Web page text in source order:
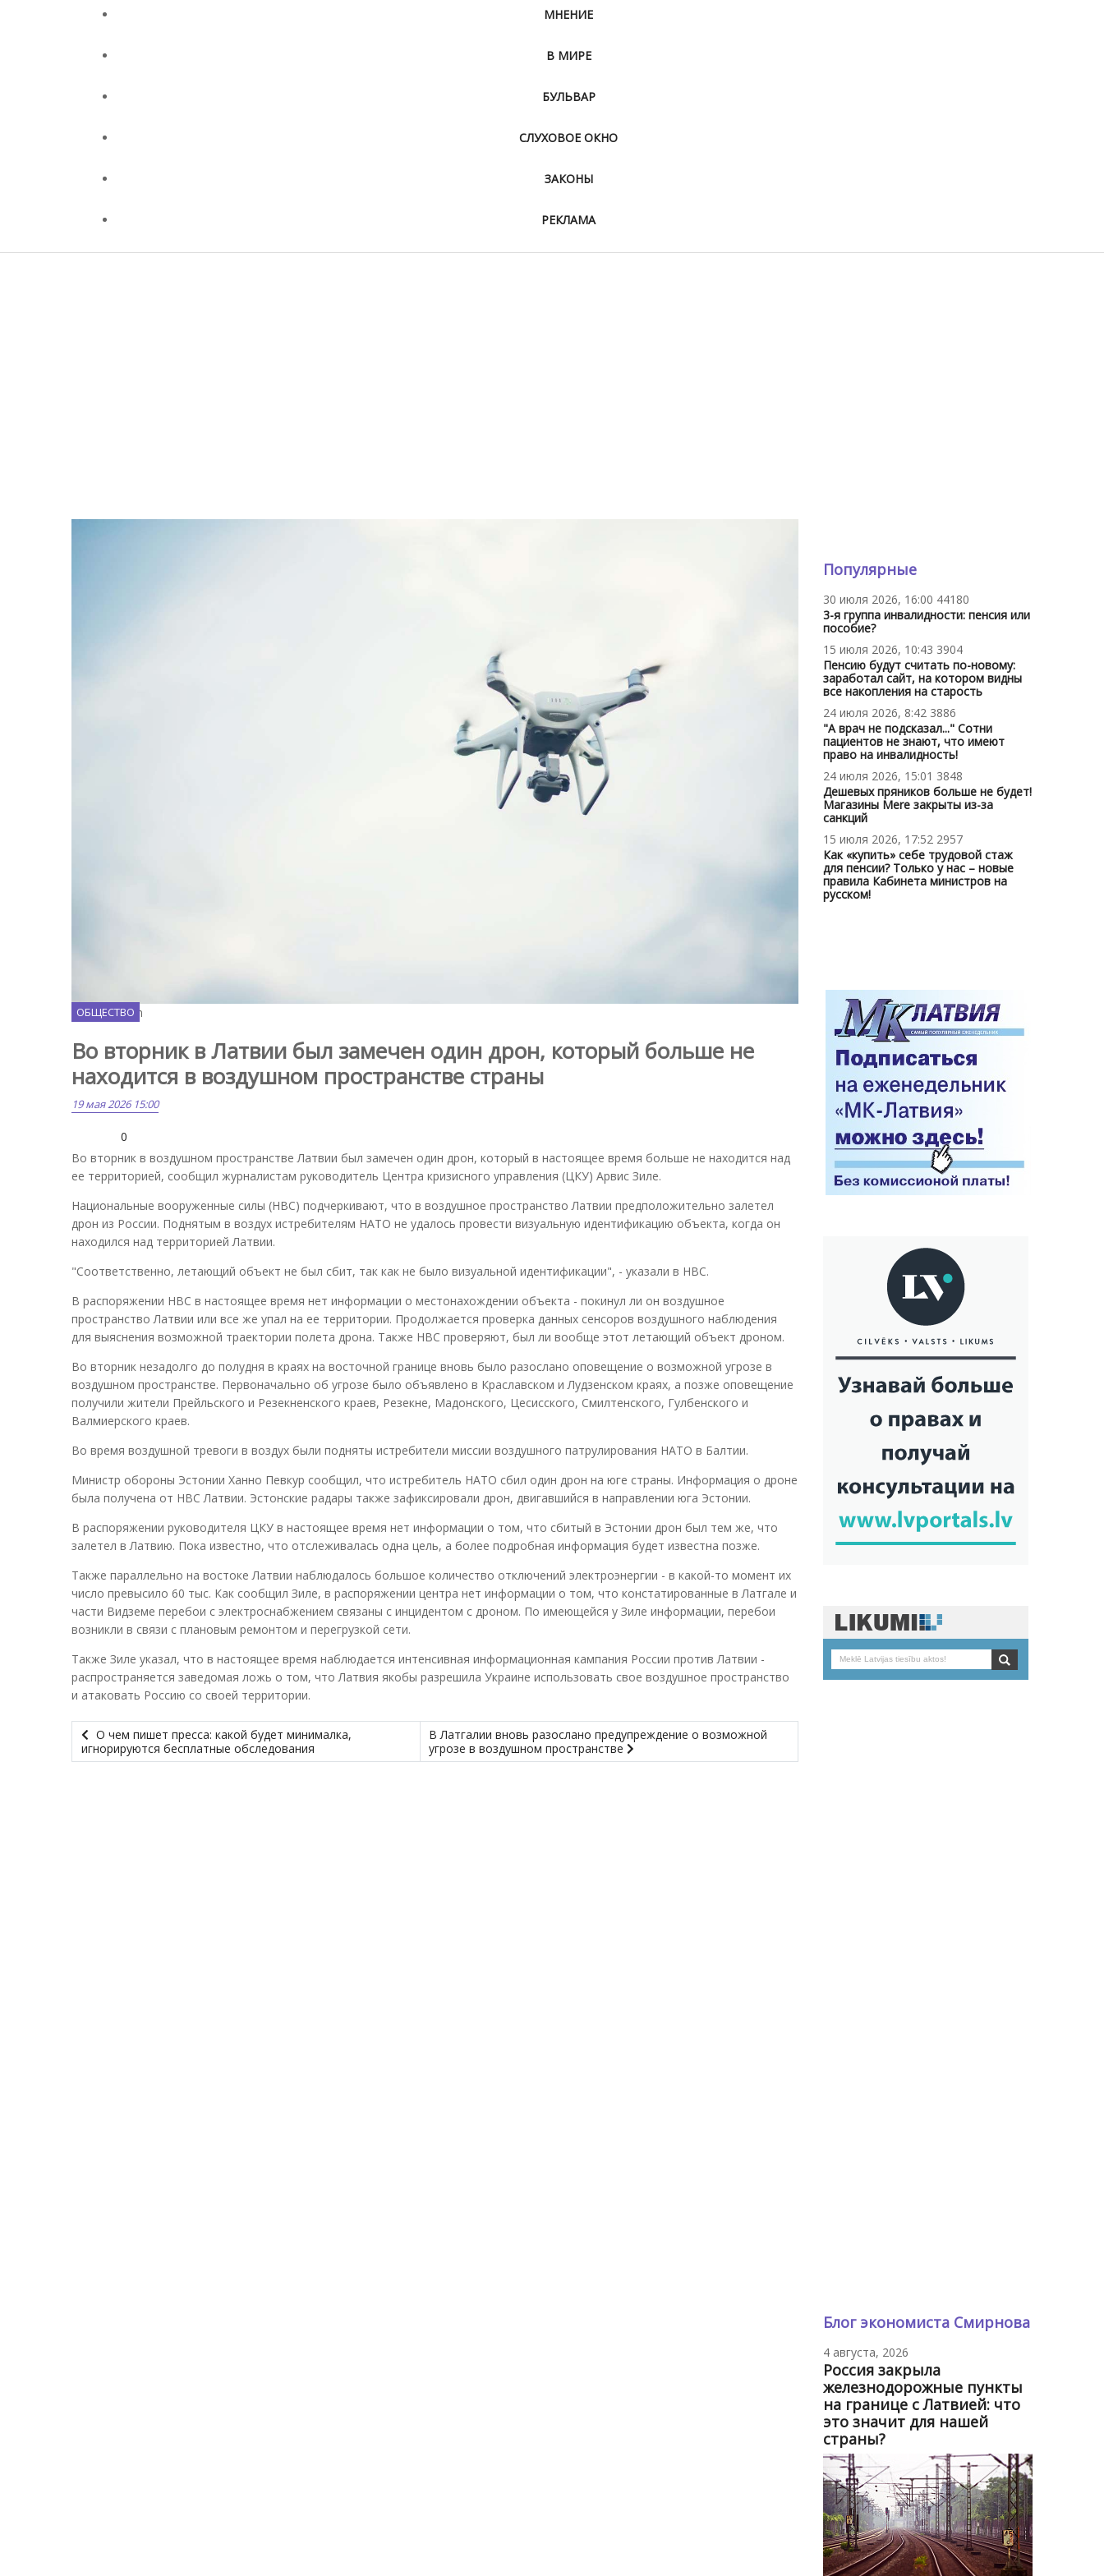
МНЕНИЕ
В МИРЕ
БУЛЬВАР
СЛУХОВОЕ ОКНО
ЗАКОНЫ
РЕКЛАМА
Magnific.com
ОБЩЕСТВО
Во вторник в Латвии был замечен один дрон, который больше не
находится в воздушном пространстве страны
19 мая 2026 15:00
0
Во вторник в воздушном пространстве Латвии был замечен один дрон, который в настоящее время больше не находится над
ее территорией, сообщил журналистам руководитель Центра кризисного управления (ЦКУ) Арвис Зиле.
Национальные вооруженные силы (НВС) подчеркивают, что в воздушное пространство Латвии предположительно залетел
дрон из России. Поднятым в воздух истребителям НАТО не удалось провести визуальную идентификацию объекта, когда он
находился над территорией Латвии.
"Соответственно, летающий объект не был сбит, так как не было визуальной идентификации", - указали в НВС.
В распоряжении НВС в настоящее время нет информации о местонахождении объекта - покинул ли он воздушное
пространство Латвии или все же упал на ее территории. Продолжается проверка данных сенсоров воздушного наблюдения
для выяснения возможной траектории полета дрона. Также НВС проверяют, был ли вообще этот летающий объект дроном.
Во вторник незадолго до полудня в краях на восточной границе вновь было разослано оповещение о возможной угрозе в
воздушном пространстве. Первоначально об угрозе было объявлено в Краславском и Лудзенском краях, а позже оповещение
получили жители Прейльского и Резекненского краев, Резекне, Мадонского, Цесисского, Смилтенского, Гулбенского и
Валмиерского краев.
Во время воздушной тревоги в воздух были подняты истребители миссии воздушного патрулирования НАТО в Балтии.
Министр обороны Эстонии Ханно Певкур сообщил, что истребитель НАТО сбил один дрон на юге страны. Информация о дроне
была получена от НВС Латвии. Эстонские радары также зафиксировали дрон, двигавшийся в направлении юга Эстонии.
В распоряжении руководителя ЦКУ в настоящее время нет информации о том, что сбитый в Эстонии дрон был тем же, что
залетел в Латвию. Пока известно, что отслеживалась одна цель, а более подробная информация будет известна позже.
Также параллельно на востоке Латвии наблюдалось большое количество отключений электроэнергии - в какой-то момент их
число превысило 60 тыс. Как сообщил Зиле, в распоряжении центра нет информации о том, что констатированные в Латгале и
части Видземе перебои с электроснабжением связаны с инцидентом с дроном. По имеющейся у Зиле информации, перебои
возникли в связи с плановым ремонтом и перегрузкой сети.
Также Зиле указал, что в настоящее время наблюдается интенсивная информационная кампания России против Латвии -
распространяется заведомая ложь о том, что Латвия якобы разрешила Украине использовать свое воздушное пространство
и атаковать Россию со своей территории.
О чем пишет пресса: какой будет минималка,
игнорируются бесплатные обследования
В Латгалии вновь разослано предупреждение о возможной
угрозе в воздушном пространстве
Популярные
30 июля 2026, 16:00 44180
3-я группа инвалидности: пенсия или
пособие?
15 июля 2026, 10:43 3904
Пенсию будут считать по-новому:
заработал сайт, на котором видны
все накопления на старость
24 июля 2026, 8:42 3886
"А врач не подсказал..." Сотни
пациентов не знают, что имеют
право на инвалидность!
24 июля 2026, 15:01 3848
Дешевых пряников больше не будет!
Магазины Mere закрыты из-за
санкций
15 июля 2026, 17:52 2957
Как «купить» себе трудовой стаж
для пенсии? Только у нас – новые
правила Кабинета министров на
русском!
Блог экономиста Смирнова
4 августа, 2026
Россия закрыла
железнодорожные пункты
на границе с Латвией: что
это значит для нашей
страны?